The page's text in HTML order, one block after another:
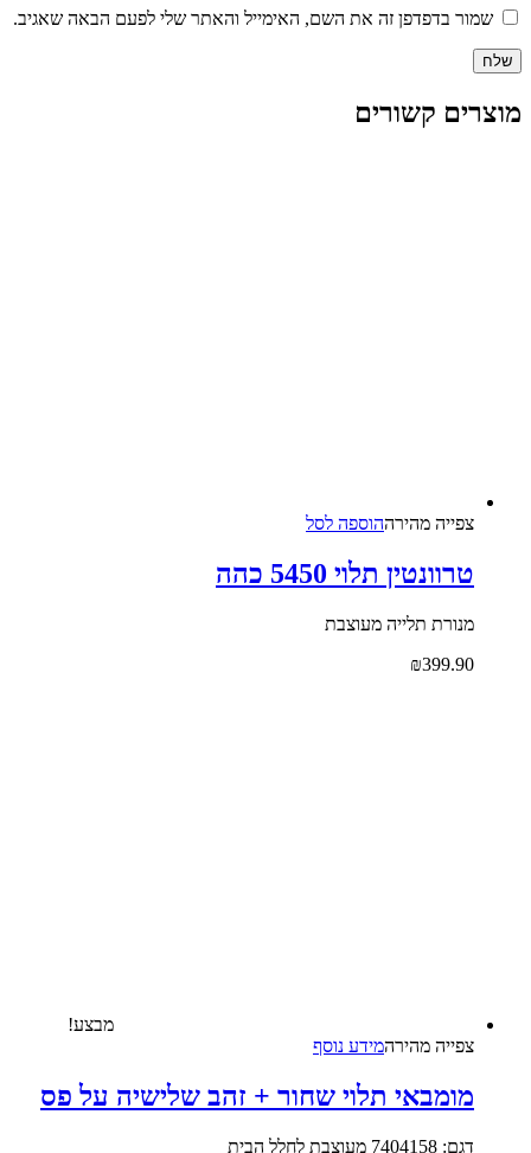
שמור בדפדפן זה את השם, האימייל והאתר שלי לפעם הבאה שאגיב.
מוצרים קשורים
צפייה‬ ‫מהירה‬הוספה לסל
טרוונטין תלוי 5450 כהה
מנורת תלייה מעוצבת
₪399.90
מבצע!
צפייה‬ ‫מהירה‬מידע נוסף
מומבאי תלוי שחור + זהב שלישיה על פס
דגם: 7404158 מעוצבת לחלל הבית